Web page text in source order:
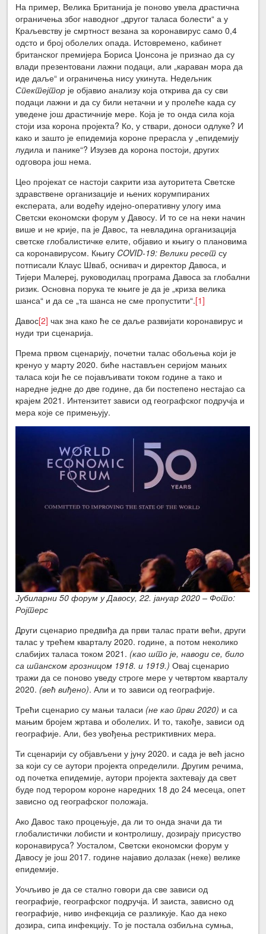
На пример, Велика Британија је поново увела драстична
ограничења због наводног „другог таласа болести“ а у
Краљевству је смртност везана за коронавирус само 0,4
одсто и број оболелих опада. Истовремено, кабинет
британског премијера Бориса Џонсона је признао да су
влади презентовани лажни подаци, али „караван мора да
иде даље“ и ограничења нису укинута. Недељник
Спектејтор је објавио анализу која открива да су сви
подаци лажни и да су били нетачни и у пролеће када су
уведене још драстичније мере. Која је то онда сила која
стоји иза корона пројекта? Ко, у ствари, доноси одлуке? И
како и зашто је епидемија короне прерасла у „епидемију
лудила и панике“? Изузев да корона постоји, других
одговора још нема.
Цео пројекат се настоји сакрити иза ауторитета Светске
здравствене организације и њених корумпираних
експерата, али водећу идејно-оперативну улогу има
Светски економски форум у Давосу. И то се на неки начин
више и не крије, па је Давос, та невладина организација
светске глобалистичке елите, објавио и књигу о плановима
са коронавирусом. Књигу COVID-19: Велики ресет су
потписали Клаус Шваб, оснивач и директор Давоса, и
Тијери Малереј, руководилац програма Давоса за глобални
ризик. Основна порука те књиге је да је „криза велика
шанса“ и да се „та шанса не сме пропустити“.[1]
Давос[2] чак зна како ће се даље развијати коронавирус и
нуди три сценарија.
Према првом сценарију, почетни талас обољења који је
кренуо у марту 2020. биће настављен серијом мањих
таласа који ће се појављивати током године а тако и
наредне једне до две године, да би постепено нестајао са
крајем 2021. Интензитет зависи од географског подручја и
мера које се примењују.
Јубиларни 50 форум у Давосу, 22. јануар 2020 – Фото:
Ројтерс
Други сценарио предвиђа да први талас прати већи, други
талас у трећем кварталу 2020. године, а потом неколико
слабијих таласа током 2021. (као што је, наводи се, било
са шпанском грозницом 1918. и 1919.)Овај сценарио
тражи да се поново уведу строге мере у четвртом кварталу
2020. (већ виђено). Али и то зависи од географије.
Трећи сценарио су мањи таласи (не као први 2020) и са
мањим бројем жртава и оболелих. И то, такође, зависи од
географије. Али, без увођења рестриктивних мера.
Ти сценарији су објављени у јуну 2020. и сада је већ јасно
за који су се аутори пројекта определили. Другим речима,
од почетка епидемије, аутори пројекта захтевају да свет
буде под терором короне наредних 18 до 24 месеца, опет
зависно од географског положаја.
Ако Давос тако процењује, да ли то онда значи да ти
глобалистички лобисти и контролишу, дозирају присуство
коронавируса? Уосталом, Светски економски форум у
Давосу је још 2017. године најавио долазак (неке) велике
епидемије.
Уочљиво је да се стално говори да све зависи од
географије, географског подручја. И заиста, зависно од
географије, ниво инфекција се разликује. Као да неко
дозира, сипа инфекцију. То је постала озбиљна сумња,